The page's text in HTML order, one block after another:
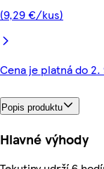
(9,29 €/kus)
Cena je platná do 2.
Popis produktu
Hlavné výhody